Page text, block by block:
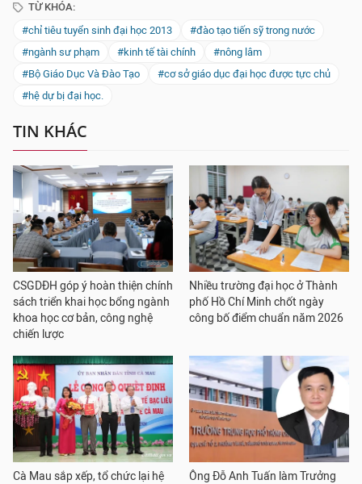
TỪ KHÓA:
#chỉ tiêu tuyển sinh đại học 2013
#đào tạo tiến sỹ trong nước
#ngành sư phạm
#kinh tế tài chính
#nông lâm
#Bộ Giáo Dục Và Đào Tạo
#cơ sở giáo dục đại học được tực chủ
#hệ dự bị đại học.
TIN KHÁC
CSGDĐH góp ý hoàn thiện chính
sách triển khai học bổng ngành
khoa học cơ bản, công nghệ
chiến lược
Nhiều trường đại học ở Thành
phố Hồ Chí Minh chốt ngày
công bố điểm chuẩn năm 2026
Cà Mau sắp xếp, tổ chức lại hệ
Ông Đỗ Anh Tuấn làm Trưởng